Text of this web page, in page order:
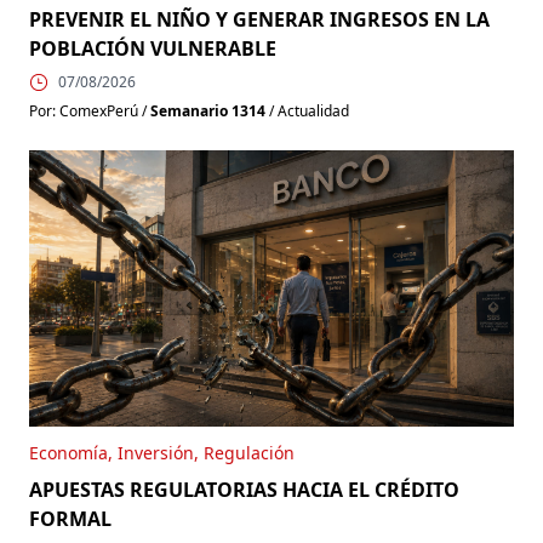
🚨 EJECUTIVO Y CONGRESO: ¿SERÁ POSIBLE
PREVENIR EL NIÑO Y GENERAR INGRESOS EN LA
POBLACIÓN VULNERABLE
07/08/2026
Por: ComexPerú /Semanario 1314/ Actualidad
Economía, Inversión, Regulación
APUESTAS REGULATORIAS HACIA EL CRÉDITO
FORMAL